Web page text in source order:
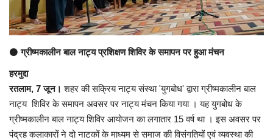
कला संस्कृति
धर्म
रेलवे
शख्सियत
⚫ग्रीष्मकालीन बाल नाट्य प्रशिक्षण शिविर के समापन पर हुआ मंचन
हरमुद्दा
रतलाम, 7 जून। शहर की सक्रिय नाट्य संस्था 'युगबोध' द्वारा ग्रीष्मकालीन बाल
नाट्य शिविर के समापन अवसर पर नाट्य मंचन किया गया । यह युगबोध के
ग्रीष्मकालीन बाल नाट्य शिविर आयोजन का लगातार 15 वर्ष था । इस अवसर पर
पंद्रह कलाकारों ने दो नाटकों के माध्यम से समाज की विसंगतियों एवं व्यवस्था की